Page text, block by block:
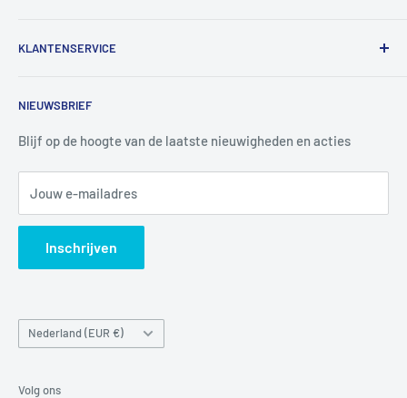
Utrechtlaan 9
Tel:+31 6 345 30 448
Mail:info@luchtbuks.com
KLANTENSERVICE
Informatie
Privacybeleid
Verzendbeleid
Search
NIEUWSBRIEF
Blijf op de hoogte van de laatste nieuwigheden en acties
Jouw e-mailadres
Inschrijven
Land/regio
Nederland (EUR €)
Volg ons